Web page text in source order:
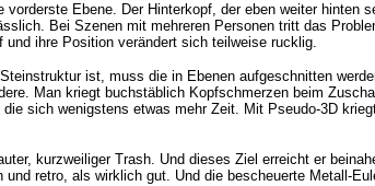
Ebene. Der Hinterkopf, der eben weiter
Bei Szenen mit mehreren Personen tritt das
ihre Position verändert sich teilweise rucklig.
ist, muss die in Ebenen aufgeschnitten
Man kriegt buchstäblich Kopfschmerzen beim
sich wenigstens etwas mehr Zeit. Mit Pseudo-3D
kurzweiliger Trash. Und dieses Ziel erreicht er
retro, als wirklich gut. Und die bescheuerte Metall-